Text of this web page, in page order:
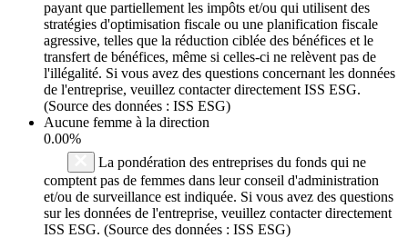
payant que partiellement les impôts et/ou qui utilisent des
stratégies d'optimisation fiscale ou une planification fiscale
agressive, telles que la réduction ciblée des bénéfices et le
transfert de bénéfices, même si celles-ci ne relèvent pas de
l'illégalité. Si vous avez des questions concernant les données
de l'entreprise, veuillez contacter directement ISS ESG.
(Source des données : ISS ESG)
Aucune femme à la direction
0.00%
La pondération des entreprises du fonds qui ne
comptent pas de femmes dans leur conseil d'administration
et/ou de surveillance est indiquée. Si vous avez des questions
sur les données de l'entreprise, veuillez contacter directement
ISS ESG. (Source des données : ISS ESG)